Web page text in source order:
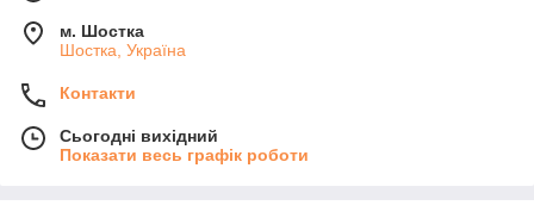
м. Шостка
Шостка, Україна
Контакти
Сьогодні вихідний
Показати весь графік роботи